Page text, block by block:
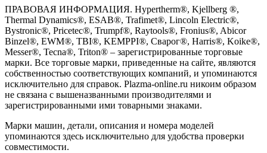
ПРАВОВАЯ ИНФОРМАЦИЯ. Hypertherm®, Kjellberg ®,
Thermal Dynamics®, ESAB®, Trafimet®, Lincoln Electric®,
Bystronic®, Pricetec®, Trumpf®, Raytools®, Fronius®, Abicor
Binzel®, EWM®, TBI®, KEMPPI®, Сварог®, Harris®, Koike®,
Messer®, Tecna®, Triton® – зарегистрированные торговые
марки. Все торговые марки, приведенные на сайте, являются
собственностью соответствующих компаний, и упоминаются
исключительно для справок. Plazma-online.ru никоим образом
не связана с вышеназванными производителями и
зарегистрированными ими товарными знаками.
Марки машин, детали, описания и номера моделей
упоминаются здесь исключительно для удобства проверки
совместимости.